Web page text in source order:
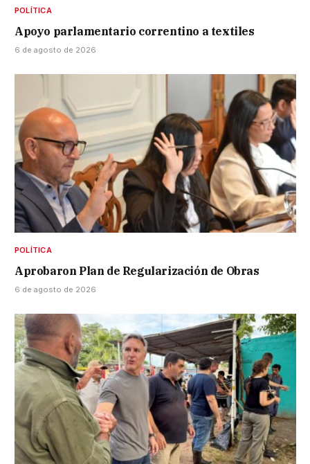
POLÍTICA
Apoyo parlamentario correntino a textiles
6 de agosto de 2026
POLÍTICA
Aprobaron Plan de Regularización de Obras
6 de agosto de 2026